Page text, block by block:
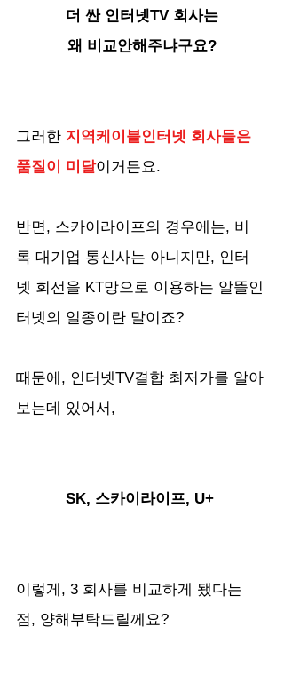
더 싼 인터넷TV 회사는
왜 비교안해주냐구요?
그러한 지역케이블인터넷 회사들은
품질이 미달이거든요.
반면, 스카이라이프의 경우에는, 비
록 대기업 통신사는 아니지만, 인터
넷 회선을 KT망으로 이용하는 알뜰인
터넷의 일종이란 말이죠?
때문에, 인터넷TV결합 최저가를 알아
보는데 있어서,
SK, 스카이라이프, U+
이렇게, 3 회사를 비교하게 됐다는
점, 양해부탁드릴께요?